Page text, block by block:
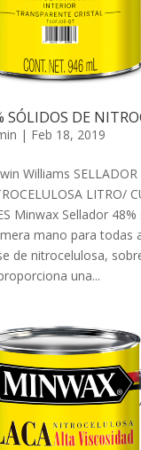
SÓLIDOS DE
| Feb 18, 2019
Williams SELLADOR
LITRO/
Minwax Sellador
mano para todas
de nitrocelulosa,
una...